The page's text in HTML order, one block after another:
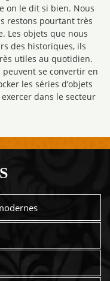
on le dit si bien. Nous
restons pourtant très
Les objets que nous
des historiques, ils
utiles au quotidien.
se convertir en
les séries d’objets
dans le secteur